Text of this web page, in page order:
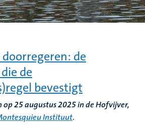
de
de
bevestigt
op 25 augustus 2025 in de Hofvijver,
Instituut.